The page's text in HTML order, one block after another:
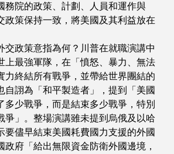
務院的政策、計劃、人員和運作與
政策保持一致，將美國及其利益放在
交政策意指為何？川普在就職演講中
上最強軍隊，在「憤怒、暴力、無法
力終結所有戰爭，並帶給世界團結的
自詡為「和平製造者」，提到「美國
多少戰爭，而是結束多少戰爭，特別
爭」。整場演講雖未提到烏俄及以哈
要儘早結束美國耗費國力支援的外國
政府「給出無限資金防衛外國邊境，